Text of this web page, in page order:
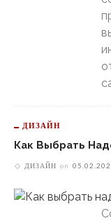
ДИЗАЙН
Как Выбрать
ДИЗАЙН on